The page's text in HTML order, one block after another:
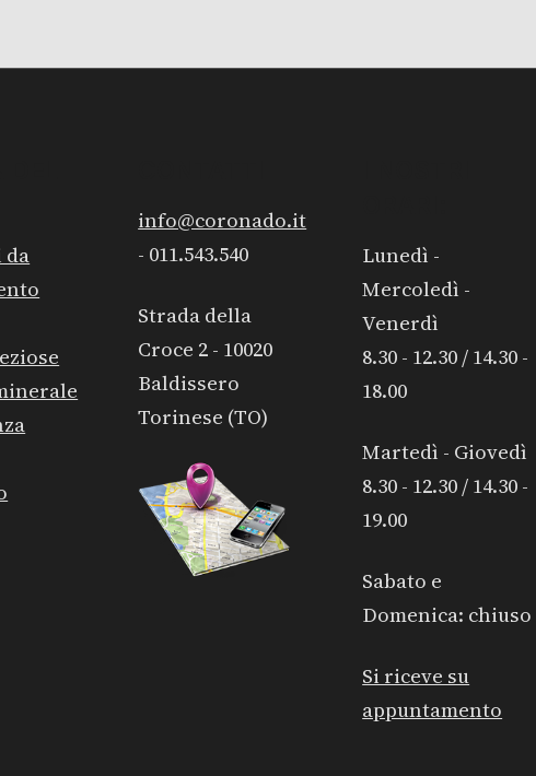
da
info@coronado.it
- 011.543.540
Strada della
Croce 2 - 10020
Baldissero
Torinese (TO)
Lunedì -
Mercoledì -
Venerdì
8.30 - 12.30 / 14.30 -
18.00
Martedì - Giovedì
8.30 - 12.30 / 14.30 -
19.00
Sabato e
Domenica: chiuso
Si riceve su
appuntamento